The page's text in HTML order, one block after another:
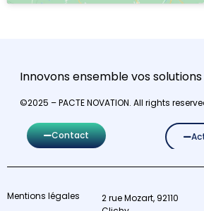
Innovons ensemble vos
©2025 – PACTE NOVATION. All rights
Contact
Mentions légales
2 rue Mozart, 92110